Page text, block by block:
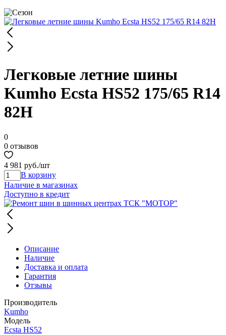
Легковые летние шины
Kumho Ecsta HS52 175/65 R14
82H
0
0 отзывов
4 981 руб./шт
В корзину
Наличие в магазинах
Доступно в кредит
Описание
Наличие
Доставка и оплата
Гарантия
Отзывы
Производитель
Kumho
Модель
Ecsta HS52